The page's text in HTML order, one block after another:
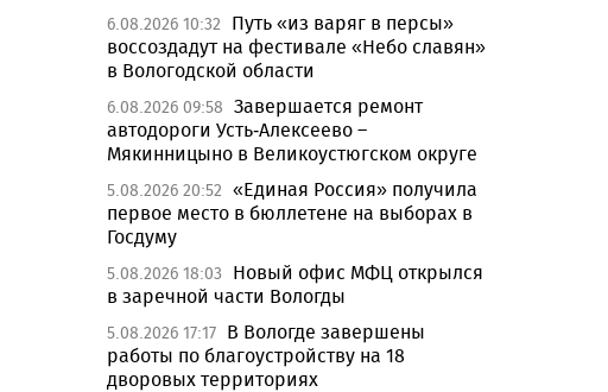
6.08.2026 10:32
Путь «из варяг в персы»
воссоздадут на фестивале «Небо славян»
в Вологодской области
6.08.2026 09:58 Завершается ремонт
автодороги Усть-Алексеево –
Мякинницыно в Великоустюгском округе
5.08.2026 20:52 «Единая Россия» получила
первое место в бюллетене на выборах в
Госдуму
5.08.2026 18:03
Новый офис МФЦ открылся
в заречной части Вологды
5.08.2026 17:17 В Вологде завершены
работы по благоустройству на 18
дворовых территориях